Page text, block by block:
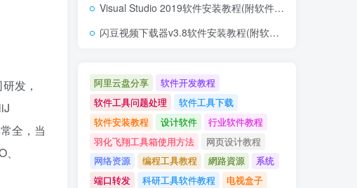
发，
全，当
Visual Studio 2019软件安装教程(附软件下载地址)
闪豆视频下载器v3.8软件安装教程(附软件下载地址)
阿里云盘分享
软件开发教程
软件工具问题处理
软件工具下载
软件安装教程
设计软件
行业软件教程
羽化飞翔工具箱使用方法
网页设计教程
网络资源
编程工具教程 網路資源
系统
端口转发
科研工具软件教程
电视盒子